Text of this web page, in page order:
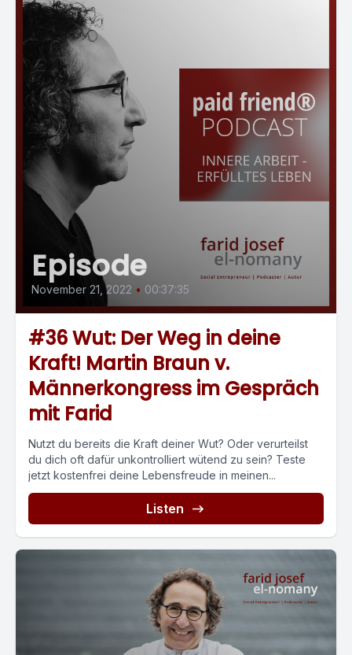
Episode
November 21, 2022 • 00:37:35
#36 Wut: Der Weg in deine
Kraft! Martin Braun v.
Männerkongress im Gespräch
mit Farid
Nutzt du bereits die Kraft deiner Wut? Oder verurteilst
du dich oft dafür unkontrolliert wütend zu sein? Teste
jetzt kostenfrei deine Lebensfreude in meinen...
Listen